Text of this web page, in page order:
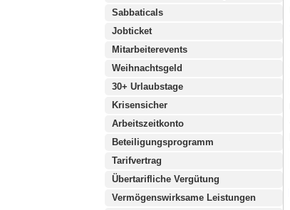
Sabbaticals
Jobticket
Mitarbeiterevents
Weihnachtsgeld
30+ Urlaubstage
Krisensicher
Arbeitszeitkonto
Beteiligungsprogramm
Tarifvertrag
Übertarifliche Vergütung
Vermögenswirksame Leistungen